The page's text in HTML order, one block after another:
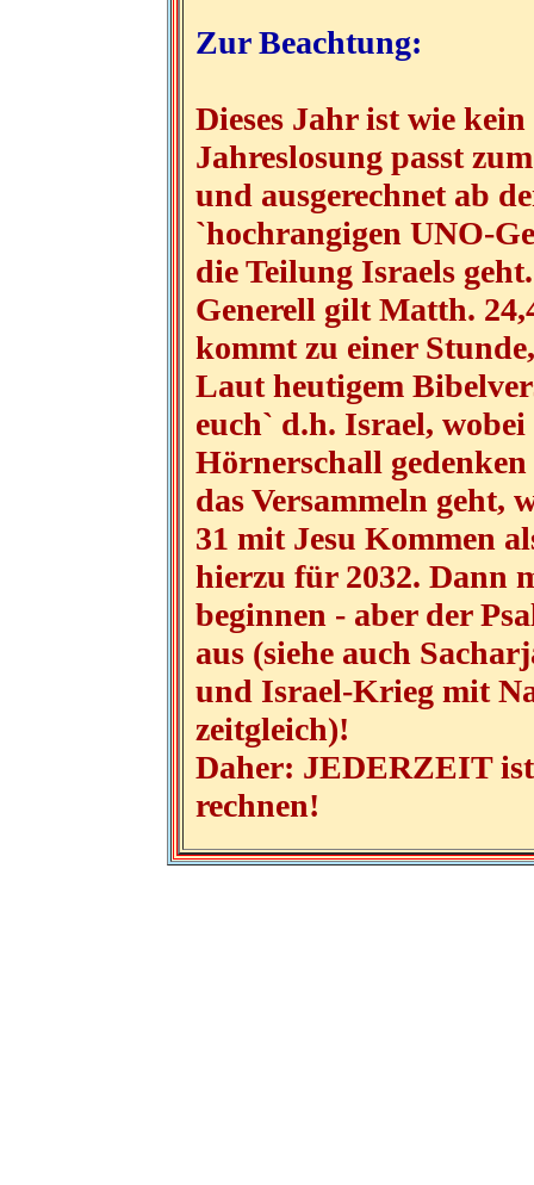
Zur Beachtung:
Dieses Jahr ist wie
Jahreslosung passt
und ausgerechnet ab
`hochrangigen UNO-
die Teilung Israels geht.
Generell gilt Matth.
kommt zu einer
Laut heutigem
euch` d.h. Israel,
Hörnerschall
das Versammeln geht,
31 mit Jesu Kommen
hierzu für 2032. Dann
beginnen - aber der
aus (siehe auch
und Israel-Krieg mit
zeitgleich)!
Daher: JEDERZEIT
rechnen!